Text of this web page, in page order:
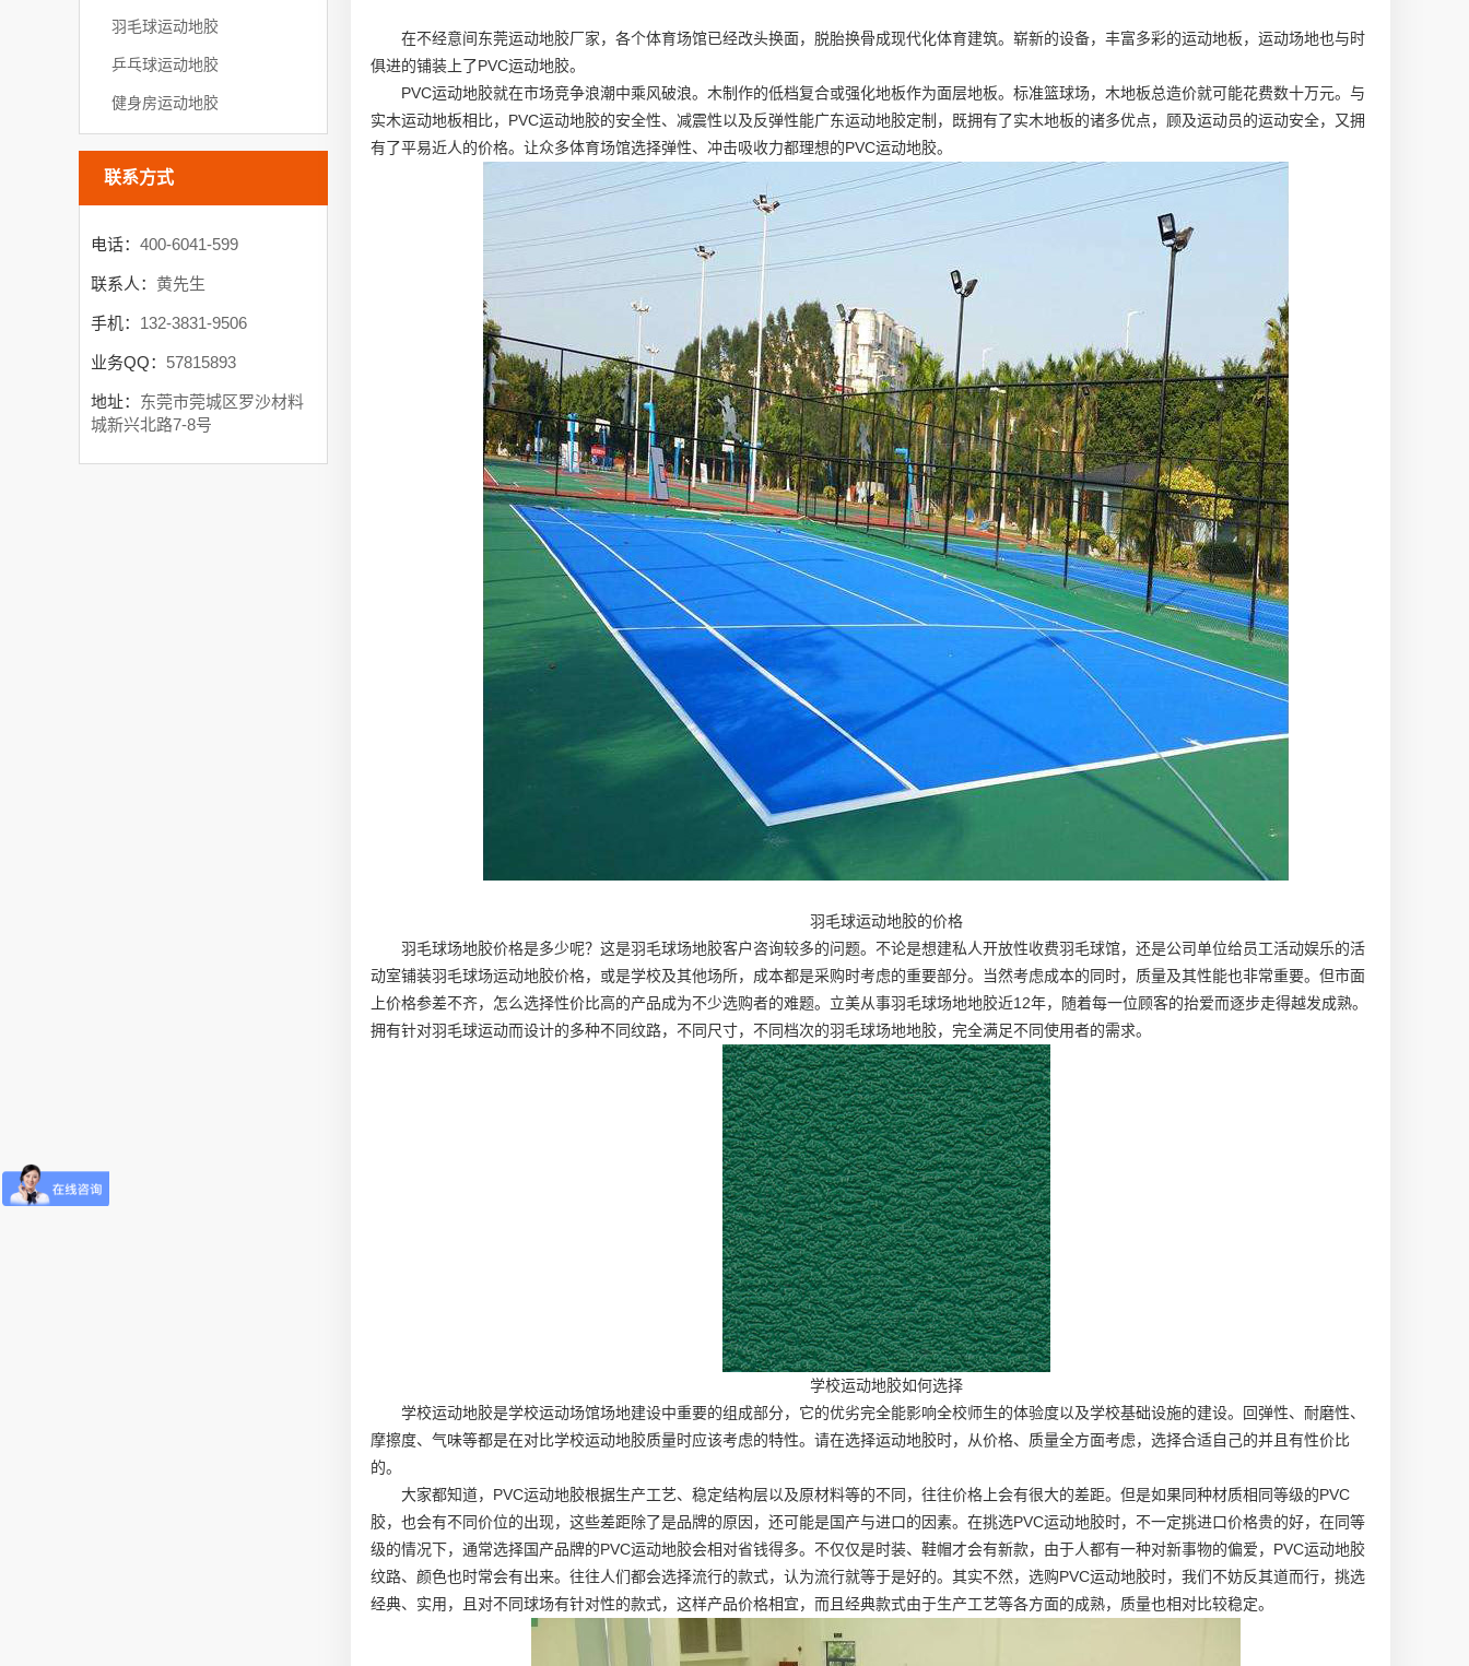
羽毛球运动地胶
乒乓球运动地胶
健身房运动地胶
联系方式
电话： 400-6041-599
联系人： 黄先生
手机： 132-3831-9506
业务QQ： 57815893
地址： 东莞市莞城区罗沙材料
城新兴北路7-8号
在不经意间东莞运动地胶厂家，各个体育场馆已经改头换面，脱胎换骨成现代化体育建筑。崭新的设备，丰富多彩的运动地板，运动场地也与时
俱进的铺装上了PVC运动地胶。
PVC运动地胶就在市场竞争浪潮中乘风破浪。木制作的低档复合或强化地板作为面层地板。标准篮球场，木地板总造价就可能花费数十万元。与
实木运动地板相比，PVC运动地胶的安全性、减震性以及反弹性能广东运动地胶定制 ，既拥有了实木地板的诸多优点，顾及运动员的运动安全，又拥
有了平易近人的价格。让众多体育场馆选择弹性、冲击吸收力都理想的PVC运动地胶。
羽毛球运动地胶的价格
羽毛球场地胶价格是多少呢？这是羽毛球场地胶客户咨询较多的问题。不论是想建私人开放性收费羽毛球馆，还是公司单位给员工活动娱乐的活
动室铺装羽毛球场运动地胶价格，或是学校及其他场所，成本都是采购时考虑的重要部分。当然考虑成本的同时，质量及其性能也非常重要。但市面
上价格参差不齐，怎么选择性价比高的产品成为不少选购者的难题。立美从事羽毛球场地地胶近12年，随着每一位顾客的抬爱而逐步走得越发成熟。
拥有针对羽毛球运动而设计的多种不同纹路，不同尺寸，不同档次的羽毛球场地地胶，完全满足不同使用者的需求。
学校运动地胶如何选择
学校运动地胶是学校运动场馆场地建设中重要的组成部分，它的优劣完全能影响全校师生的体验度以及学校基础设施的建设。回弹性、耐磨性、
摩擦度、气味等都是在对比学校运动地胶质量时应该考虑的特性。请在选择运动地胶时，从价格、质量全方面考虑，选择合适自己的并且有性价比
的。
大家都知道，PVC运动地胶根据生产工艺、稳定结构层以及原材料等的不同，往往价格上会有很大的差距。但是如果同种材质相同等级的PVC
胶，也会有不同价位的出现，这些差距除了是品牌的原因，还可能是国产与进口的因素。在挑选PVC运动地胶时，不一定挑进口价格贵的好，在同等
级的情况下，通常选择国产品牌的PVC运动地胶会相对省钱得多。不仅仅是时装、鞋帽才会有新款，由于人都有一种对新事物的偏爱，PVC运动地胶
纹路、颜色也时常会有出来。往往人们都会选择流行的款式，认为流行就等于是好的。其实不然，选购PVC运动地胶时，我们不妨反其道而行，挑选
经典、实用，且对不同球场有针对性的款式，这样产品价格相宜，而且经典款式由于生产工艺等各方面的成熟，质量也相对比较稳定。